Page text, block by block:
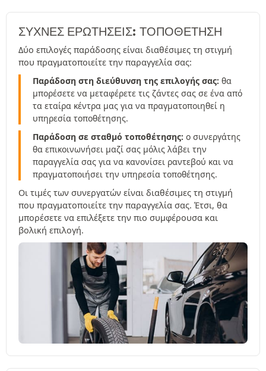
ΣΥΧΝΈΣ ΕΡΩΤΉΣΕΙΣ: ΤΟΠΟΘΕΤΗΣΗ
Δύο επιλογές παράδοσης είναι διαθέσιμες τη στιγμή
που πραγματοποιείτε την παραγγελία σας:
Παράδοση στη διεύθυνση της επιλογής σας: θα
μπορέσετε να μεταφέρετε τις ζάντες σας σε ένα από
τα εταίρα κέντρα μας για να πραγματοποιηθεί η
υπηρεσία τοποθέτησης.
Παράδοση σε σταθμό τοποθέτησης: ο συνεργάτης
θα επικοινωνήσει μαζί σας μόλις λάβει την
παραγγελία σας για να κανονίσει ραντεβού και να
πραγματοποιήσει την υπηρεσία τοποθέτησης.
Οι τιμές των συνεργατών είναι διαθέσιμες τη στιγμή
που πραγματοποιείτε την παραγγελία σας. Έτσι, θα
μπορέσετε να επιλέξετε την πιο συμφέρουσα και
βολική επιλογή.